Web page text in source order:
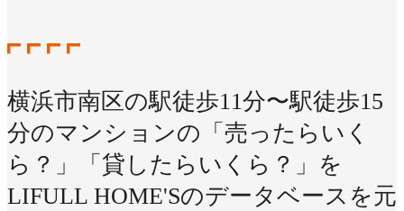
横浜市南区の駅徒歩11分〜駅徒歩15
分のマンションの「売ったらいく
ら？」「貸したらいくら？」を
LIFULL HOME'Sのデータベースを元